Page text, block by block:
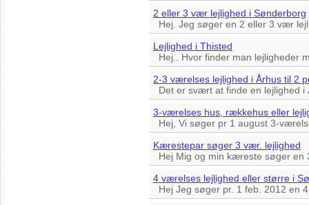
2 eller 3 vær lejlighed i Sønderborg
Hej. Jeg søger en 2 eller 3 vær
Lejlighed i Thisted
Hej.. Hvor finder man lejligheder
2-3 værelses lejlighed i Århus til 2
Det er svært at finde en lejlighed i
3-værelses hus, rækkehus eller
Hej, Vi søger pr 1 august 3-
Kærestepar søger 3 vær. lejlighed
Hej Mig og min kæreste søger en
4 værelses lejlighed eller større i
Hej Jeg søger pr. 1 feb. 2012 en